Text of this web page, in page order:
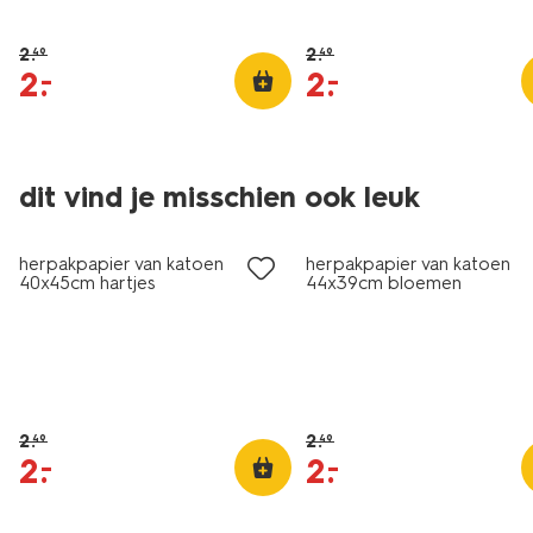
2.49
2.
–
2.49
2.
–
dit vind je misschien ook leuk
sale
herpakpapier van katoen
40x45cm hartjes
2.49
2.
–
sale
herpakpapier van katoen
44x39cm bloemen
2.49
2.
–